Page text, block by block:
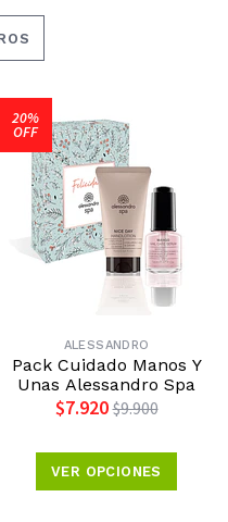
20%
OFF
ALESSANDRO
Pack Cuidado Manos Y
Unas Alessandro Spa
$7.920 $9.900
VER OPCIONES